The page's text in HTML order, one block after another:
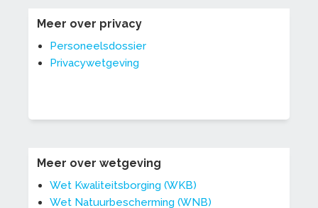
Meer over privacy
Personeelsdossier
Privacywetgeving
Meer over wetgeving
Wet Kwaliteitsborging (WKB)
Wet Natuurbescherming (WNB)